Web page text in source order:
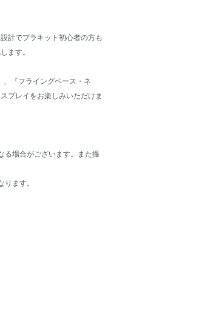
計でプラキット初心者の方も
ます。
『フライングベース・ネ
プレイをお楽しみいただけま
る場合がございます。また撮
ます。